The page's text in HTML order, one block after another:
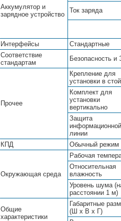
Аккумулятор и
зарядное устройство
Ток заряда
Интерфейсы
Стандартные
Соответствие
стандартам
Безопасность
Прочее
Крепление для
установки в
Комплект для
установки
вертикально
Защита
информационной
линии
КПД
Обычный режим
Окружающая среда
Рабочая
Относительная
влажность
Уровень шума
расстоянии 1 м)
Общие
характеристики
Габаритные
(Ш х В х Г)